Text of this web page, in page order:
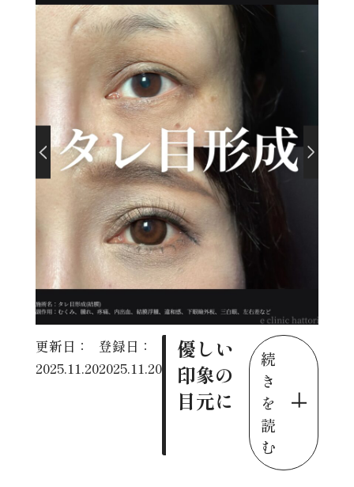
更新日：
2025.11.20
登録日：
2025.11.20
優しい
印象の
目元に
続
き
を
読
む